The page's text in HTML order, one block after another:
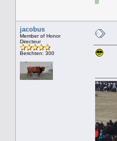
jacobus
Member of Honor
Directeur
Berichten: 300